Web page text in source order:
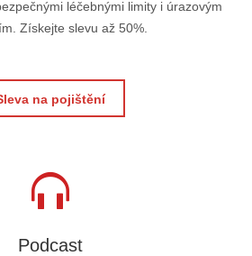
léčebnými limity i úrazovým
Získejte slevu až 50%.
na pojištění
Podcast